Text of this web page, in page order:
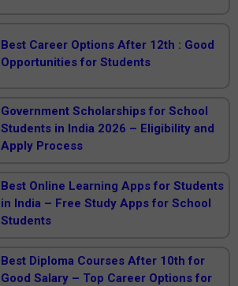
Best Career Options After 12th : Good
Opportunities for Students
Government Scholarships for School
Students in India 2026 – Eligibility and
Apply Process
Best Online Learning Apps for Students
in India – Free Study Apps for School
Students
Best Diploma Courses After 10th for
Good Salary – Top Career Options for